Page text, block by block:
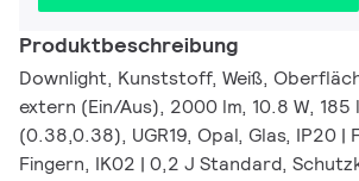
Produktbeschreibung
Downlight, Kunststoff, Weiß,
extern (Ein/Aus), 2000 lm, 10.8 W,
(0.38,0.38), UGR19, Opal, Glas, IP20 |
Fingern, IK02 | 0,2 J Standard,